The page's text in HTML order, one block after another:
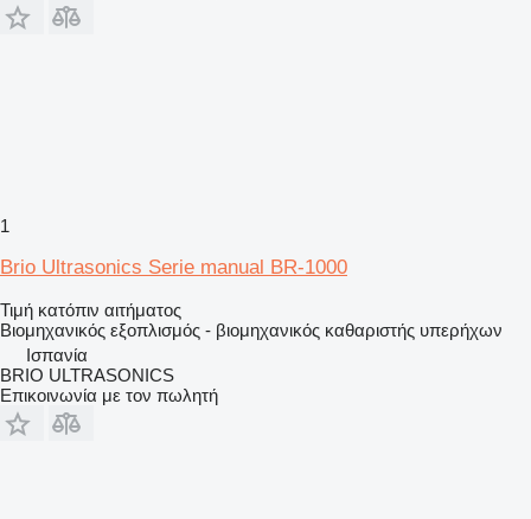
1
Brio Ultrasonics Serie manual BR-1000
Τιμή κατόπιν αιτήματος
Βιομηχανικός εξοπλισμός - βιομηχανικός καθαριστής υπερήχων
Ισπανία
BRIO ULTRASONICS
Επικοινωνία με τον πωλητή